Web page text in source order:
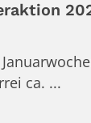
ca. ...